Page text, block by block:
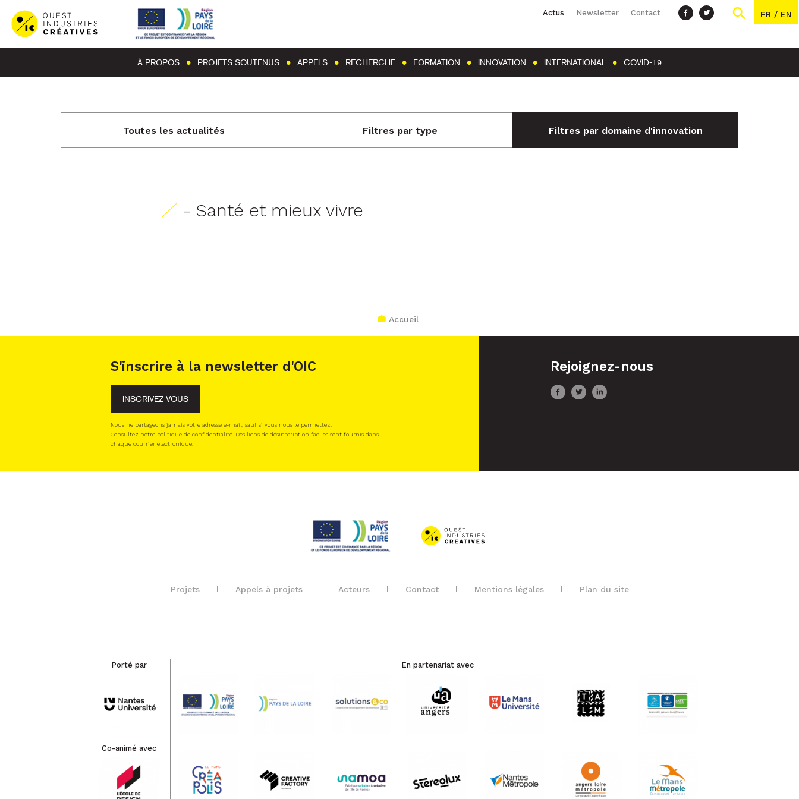
Actus Newsletter Contact FR / EN
À PROPOS PROJETS SOUTENUS APPELS RECHERCHE FORMATION INNOVATION INTERNATIONAL COVID-19
Toutes les actualités Filtres par type Filtres par domaine d'innovation
- Santé et mieux vivre
Accueil
S'inscrire à la newsletter d'OIC
INSCRIVEZ-VOUS
Nous ne partageons jamais votre adresse e-mail, sauf si vous nous le permettez.
Consultez notre politique de confidentialité. Des liens de désinscription faciles sont fournis dans
chaque courrier électronique.
Rejoignez-nous
Projets Appels à projets Acteurs Contact Mentions légales Plan du site
Porté par
Co-animé avec
En partenariat avec